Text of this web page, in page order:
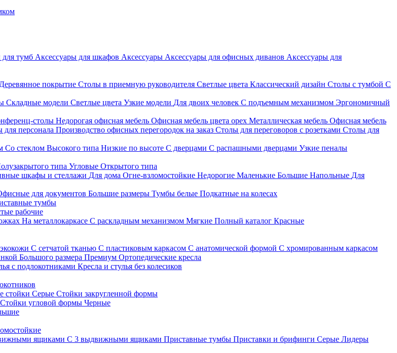
для тумб Аксессуары для шкафов Аксессуары Аксессуары для офисных диванов Аксессуары для
Деревянное покрытие Столы в приемную руководителя Светлые цвета Классический дизайн Столы с тумбой С
Складные модели Светлые цвета Узкие модели Для двоих человек С подъемным механизмом Эргономичный
столы Недорогая офисная мебель Офисная мебель цвета орех Металлическая мебель Офисная мебель
персонала Производство офисных перегородок на заказ Столы для переговоров с розетками Столы для
Со стеклом Высокого типа Низкие по высоте С дверцами С распашными дверцами Узкие пеналы
типа Угловые Открытого типа
шкафы и стеллажи Для дома Огне-взломостойкие Недорогие Маленькие Большие Напольные Для
для документов Большие размеры Тумбы белые Подкатные на колесах
тумбы
рабочие
На металлокаркасе С раскладным механизмом Мягкие Полный каталог Красные
С сетчатой тканью С пластиковым каркасом С анатомической формой С хромированным каркасом
Большого размера Премиум Ортопедические кресла
с подлокотниками Кресла и стулья без колесиков
стойки Серые Стойки закругленной формы
Стойки угловой формы Черные
ящиками С 3 выдвижными ящиками Приставные тумбы Приставки и брифинги Серые Лидеры